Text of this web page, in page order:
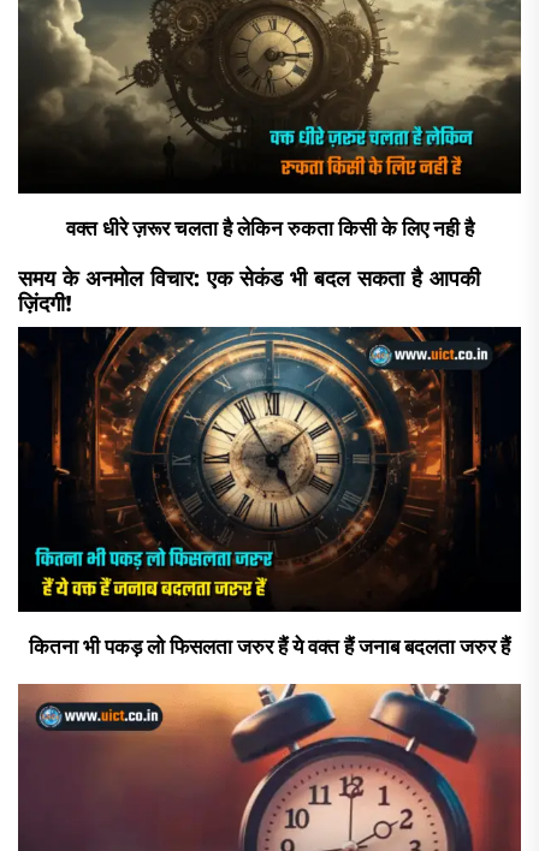
वक्त धीरे ज़रूर चलता है लेकिन रुकता किसी के लिए नही है
समय के अनमोल विचार: एक सेकंड भी बदल सकता है आपकी
ज़िंदगी!
कितना भी पकड़ लो फिसलता जरुर हैं ये वक्त हैं जनाब बदलता जरुर हैं